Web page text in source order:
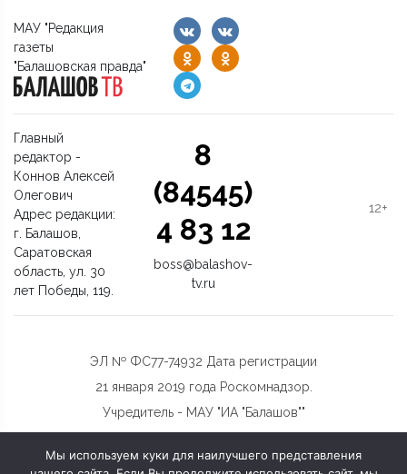
МАУ "Редакция
газеты
"Балашовская правда"
Главный
редактор -
Коннов Алексей
Олегович
Адрес редакции:
г. Балашов,
Саратовская
область, ул. 30
лет Победы, 119.
8
(84545)
4 83 12
boss@balashov-
tv.ru
12+
ЭЛ № ФС77-74932 Дата регистрации
21 января 2019 года Роскомнадзор.
Учредитель - МАУ "ИА "Балашов""
Мы используем куки для наилучшего представления